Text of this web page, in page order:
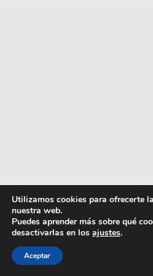
0 artículos - 0,00
Utilizamos cookies para ofrecerte
nuestra web.
Puedes aprender más sobre qué
desactivarlas en los ajustes.
Aceptar